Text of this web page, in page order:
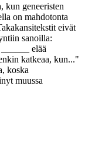
kun geneeristen
on mahdotonta
eivät
sanoilla:
elää
katkeaa, kun..."
koska
muussa